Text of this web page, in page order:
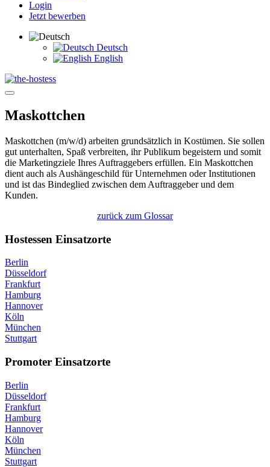
Login
Jetzt bewerben
Deutsch
English
Maskottchen
Maskottchen (m/w/d) arbeiten grundsätzlich in Kostümen. Sie sollen
gut unterhalten, Spaß verbreiten, ihr Publikum begeistern und somit
die Marketingziele Ihres Auftraggebers erfüllen. Ein Maskottchen
dient auch als Aushängeschild für Unternehmen oder Institutionen
und ist das Bindeglied zwischen dem Auftraggeber und dem
Kunden.
zurück zum Glossar
Hostessen Einsatzorte
Berlin
Düsseldorf
Frankfurt
Hamburg
Hannover
Köln
München
Stuttgart
Promoter Einsatzorte
Berlin
Düsseldorf
Frankfurt
Hamburg
Hannover
Köln
München
Stuttgart